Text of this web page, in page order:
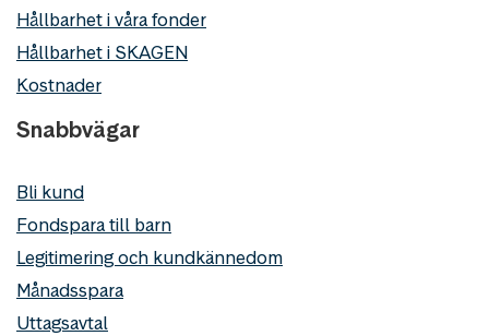
Hållbarhet i våra fonder
Hållbarhet i SKAGEN
Kostnader
Snabbvägar
Bli kund
Fondspara till barn
Legitimering och kundkännedom
Månadsspara
Uttagsavtal